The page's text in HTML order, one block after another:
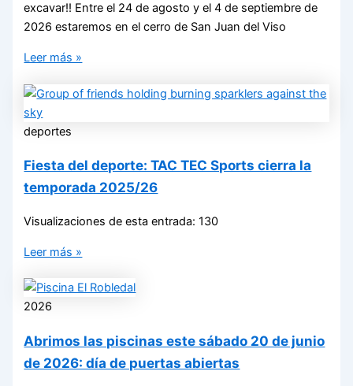
excavar!! Entre el 24 de agosto y el 4 de septiembre de
2026 estaremos en el cerro de San Juan del Viso
Leer más »
deportes
Fiesta del deporte: TAC TEC Sports cierra la
temporada 2025/26
Visualizaciones de esta entrada: 130
Leer más »
2026
Abrimos las piscinas este sábado 20 de junio
de 2026: día de puertas abiertas